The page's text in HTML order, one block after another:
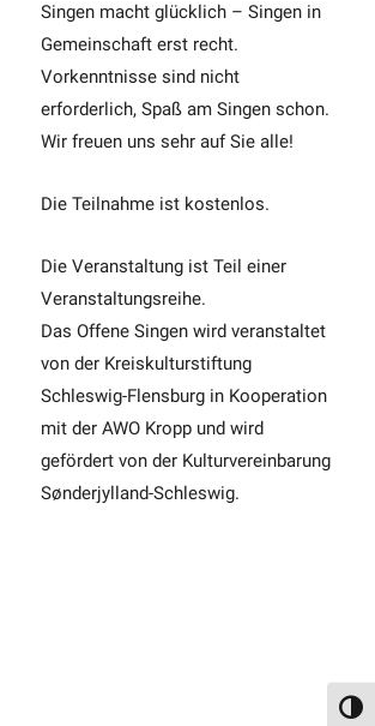
Singen macht glücklich – Singen in
Gemeinschaft erst recht.
Vorkenntnisse sind nicht
erforderlich, Spaß am Singen schon.
Wir freuen uns sehr auf Sie alle!
Die Teilnahme ist kostenlos.
Die Veranstaltung ist Teil einer
Veranstaltungsreihe.
Das Offene Singen wird veranstaltet
von der Kreiskulturstiftung
Schleswig-Flensburg in Kooperation
mit der AWO Kropp und wird
gefördert von der Kulturvereinbarung
Sønderjylland-Schleswig.